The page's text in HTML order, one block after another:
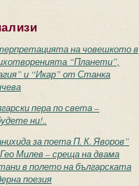
на човешкото в
“Планети”,
и “Икар” от Станка
пера по света –
ни!..
за поета П. К. Яворов”
Милев – среща на двама
в полето на българската
поезия